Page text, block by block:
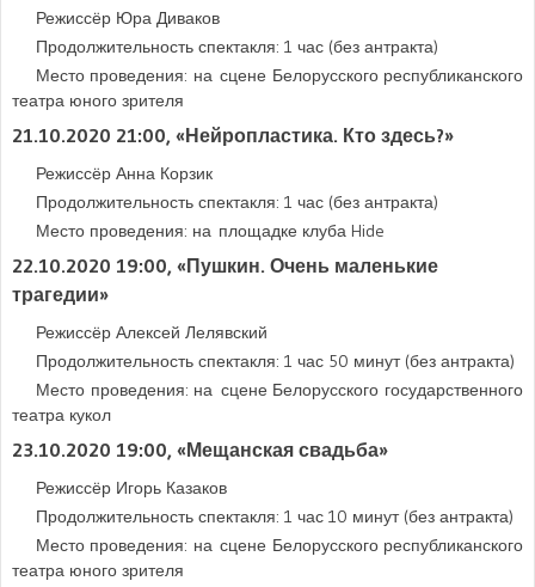
Режиссёр Юра Диваков
Продолжительность спектакля: 1 час (без антракта)
Место проведения: на сцене Белорусского республиканского
театра юного зрителя
21.10.2020 21:00, «Нейропластика. Кто здесь?»
Режиссёр Анна Корзик
Продолжительность спектакля: 1 час (без антракта)
Место проведения: на площадке клуба Hide
22.10.2020 19:00, «Пушкин. Очень маленькие
трагедии»
Режиссёр Алексей Лелявский
Продолжительность спектакля: 1 час 50 минут (без антракта)
Место проведения: на сцене Белорусского государственного
театра кукол
23.10.2020 19:00, «Мещанская свадьба»
Режиссёр Игорь Казаков
Продолжительность спектакля: 1 час 10 минут (без антракта)
Место проведения: на сцене Белорусского республиканского
театра юного зрителя